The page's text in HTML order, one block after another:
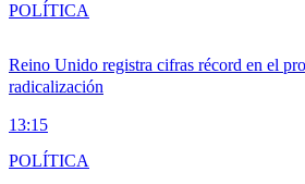
Reino Unido registra cifras récord en el
radicalización
13:15
POLÍTICA
POLÍTICA